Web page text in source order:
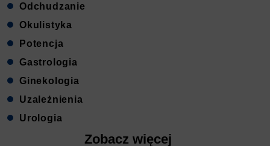
Odchudzanie
Okulistyka
Potencja
Gastrologia
Ginekologia
Uzależnienia
Urologia
Zobacz więcej